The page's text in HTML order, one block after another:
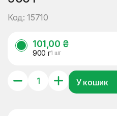
Код: 15710
900 г1 шт
101,00 ₴
У кошик